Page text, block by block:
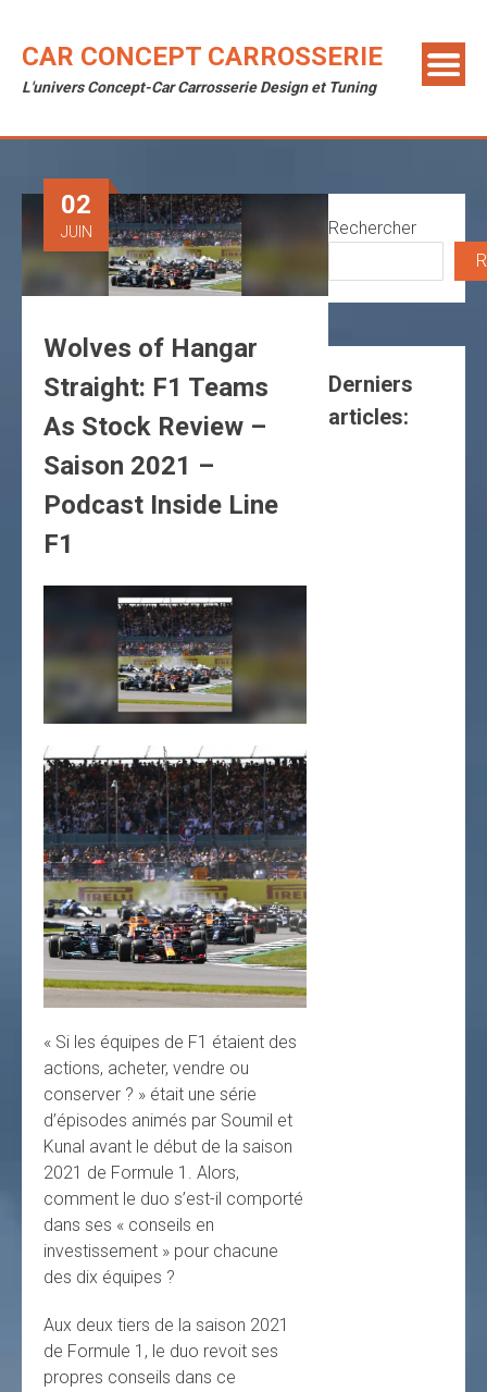
content
CAR CONCEPT CARROSSERIE
L'univers Concept-Car Carrosserie Design et Tuning
02
JUIN
Wolves of Hangar
Straight: F1 Teams
As Stock Review –
Saison 2021 –
Podcast Inside Line
F1
« Si les équipes de F1 étaient des
actions, acheter, vendre ou
conserver ? » était une série
d’épisodes animés par Soumil et
Kunal avant le début de la saison
2021 de Formule 1. Alors,
comment le duo s’est-il comporté
dans ses « conseils en
investissement » pour chacune
des dix équipes ?
Aux deux tiers de la saison 2021
de Formule 1, le duo revoit ses
propres conseils dans ce
Rechercher
Derniers
articles: